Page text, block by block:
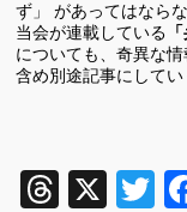
ず」 があってはなら
当会が連載している
についても、奇異な
含め別途記事にしてい
（発信 札
X